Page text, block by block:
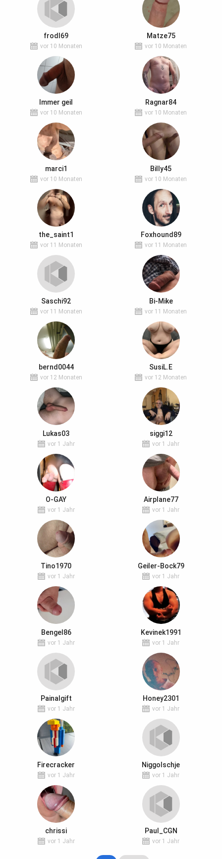
frodl69
vor 10 Monaten
Matze75
vor 10 Monaten
Immer geil
vor 10 Monaten
Ragnar84
vor 10 Monaten
marci1
vor 10 Monaten
Billy45
vor 10 Monaten
the_saint1
vor 11 Monaten
Foxhound89
vor 11 Monaten
Saschi92
vor 11 Monaten
Bi-Mike
vor 11 Monaten
bernd0044
vor 12 Monaten
SusiL.E
vor 12 Monaten
Lukas03
vor 1 Jahr
siggi12
vor 1 Jahr
O-GAY
vor 1 Jahr
Airplane77
vor 1 Jahr
Tino1970
vor 1 Jahr
Geiler-Bock79
vor 1 Jahr
Bengel86
vor 1 Jahr
Kevinek1991
vor 1 Jahr
Painalgift
vor 1 Jahr
Honey2301
vor 1 Jahr
Firecracker
vor 1 Jahr
Niggolschje
vor 1 Jahr
chrissi
vor 1 Jahr
Paul_CGN
vor 1 Jahr